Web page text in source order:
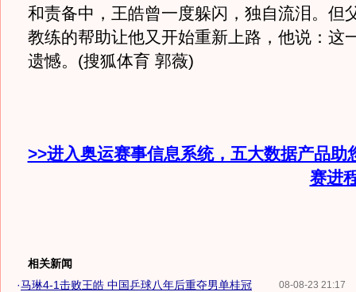
和责备中，王皓曾一度躲闪，独自流泪。但
教练的帮助让他又开始重新上路，他说：这
遗憾。(搜狐体育 郭薇)
>>进入奥运赛事信息系统，五大数据产品助
赛进
相关新闻
08-08-23 21:17
·马琳4-1击败王皓 中国乒球八年后重夺男单桂冠